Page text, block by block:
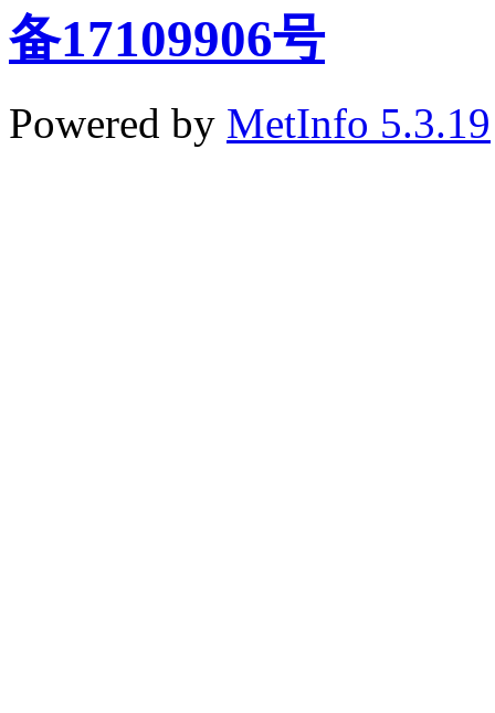
备17109906号
Powered by MetInfo 5.3.19